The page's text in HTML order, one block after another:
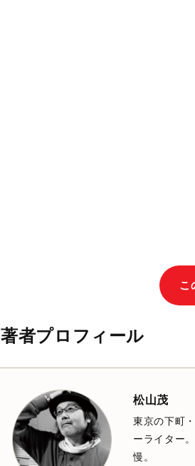
こ
著者プロフィール
松山茂
東京の下町
ーライター
慢。